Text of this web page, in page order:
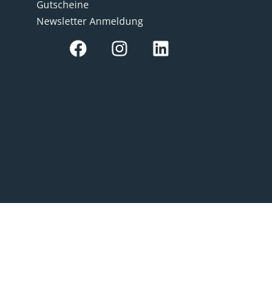
Gutscheine
Newsletter Anmeldung